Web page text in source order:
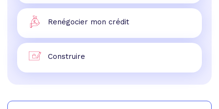
Renégocier mon crédit
Construire